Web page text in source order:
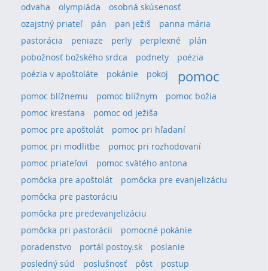
odvaha
olympiáda
osobná skúsenosť
ozajstný priateľ
pán pan ježiš
panna mária
pastorácia
peniaze perly perplexné
plán
pobožnosť božského srdca
podnety
poézia
poézia v apoštoláte
pokánie pokoj pomoc
pomoc blížnemu pomoc blížnym
pomoc božia
pomoc kresťana
pomoc od ježiša
pomoc pre apoštolát
pomoc pri hľadaní
pomoc pri modlitbe
pomoc pri rozhodovaní
pomoc priateľovi
pomoc svätého antona
pomôcka pre apoštolát
pomôcka pre evanjelizáciu
pomôcka pre pastoráciu
pomôcka pre predevanjelizáciu
pomôcka pri pastorácii
pomocné pokánie
poradenstvo
portál postoy.sk
poslanie
posledný súd
poslušnosť pôst postup